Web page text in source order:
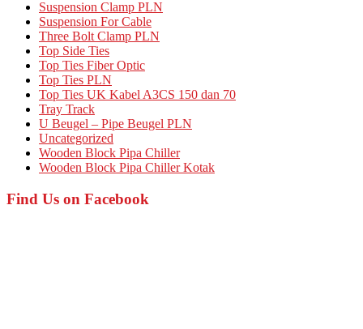
Suspension Clamp PLN
Suspension For Cable
Three Bolt Clamp PLN
Top Side Ties
Top Ties Fiber Optic
Top Ties PLN
Top Ties UK Kabel A3CS 150 dan 70
Tray Track
U Beugel – Pipe Beugel PLN
Uncategorized
Wooden Block Pipa Chiller
Wooden Block Pipa Chiller Kotak
Find Us on Facebook